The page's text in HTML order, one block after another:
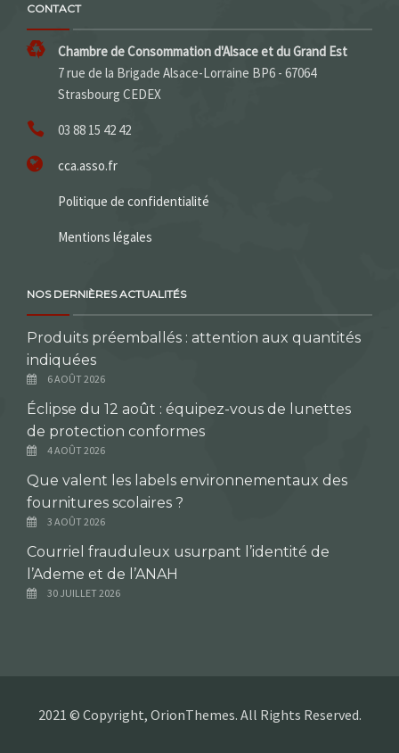
CONTACT
Chambre de Consommation d'Alsace et du Grand Est
7 rue de la Brigade Alsace-Lorraine BP6 - 67064
Strasbourg CEDEX
03 88 15 42 42
cca.asso.fr
Politique de confidentialité
Mentions légales
NOS DERNIÈRES ACTUALITÉS
Produits préemballés : attention aux quantités
indiquées
6 AOÛT 2026
Éclipse du 12 août : équipez-vous de lunettes
de protection conformes
4 AOÛT 2026
Que valent les labels environnementaux des
fournitures scolaires ?
3 AOÛT 2026
Courriel frauduleux usurpant l’identité de
l’Ademe et de l’ANAH
30 JUILLET 2026
2021 © Copyright, OrionThemes. All Rights Reserved.